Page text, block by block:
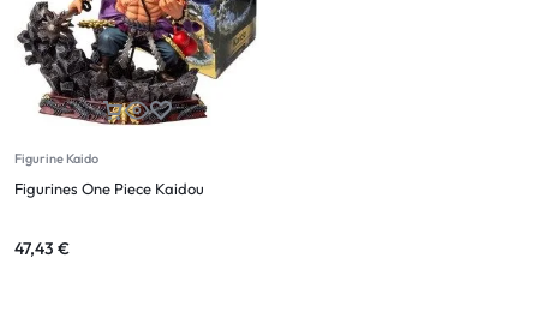
Figurine Kaido
Figurines One Piece Kaidou
47,43 €